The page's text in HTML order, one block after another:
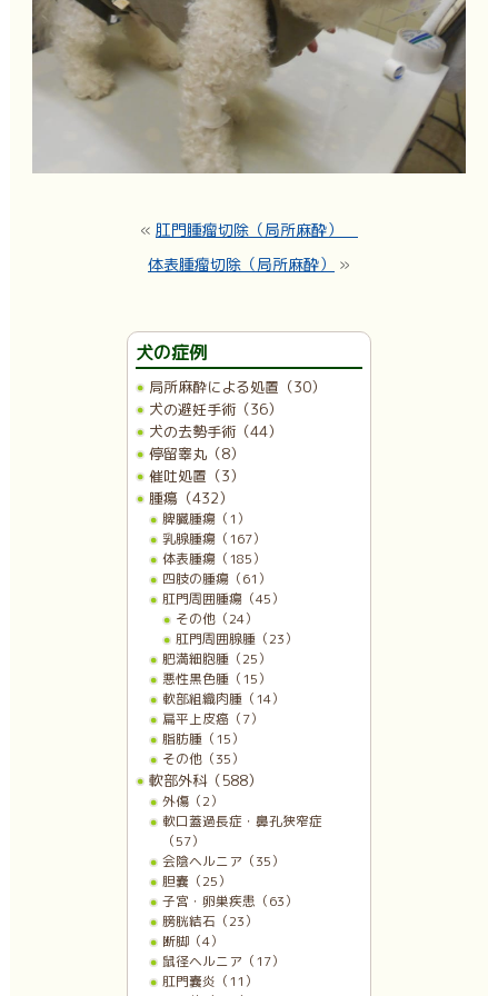
« 肛門腫瘤切除（局所麻酔）
体表腫瘤切除（局所麻酔）
»
犬の症例
局所麻酔による処置（30）
犬の避妊手術（36）
犬の去勢手術（44）
停留睾丸（8）
催吐処置（3）
腫瘍（432）
脾臓腫瘍（1）
乳腺腫瘍（167）
体表腫瘍（185）
四肢の腫瘍（61）
肛門周囲腫瘍（45）
その他（24）
肛門周囲腺腫（23）
肥満細胞腫（25）
悪性黒色腫（15）
軟部組織肉腫（14）
扁平上皮癌（7）
脂肪腫（15）
その他（35）
軟部外科（588）
外傷（2）
軟口蓋過長症・鼻孔狭窄症
（57）
会陰ヘルニア（35）
胆嚢（25）
子宮・卵巣疾患（63）
膀胱結石（23）
断脚（4）
鼠径ヘルニア（17）
肛門嚢炎（11）